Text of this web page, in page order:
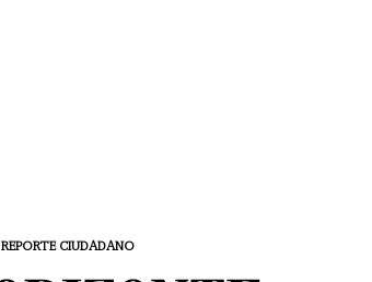
REPORTE CIUDADANO